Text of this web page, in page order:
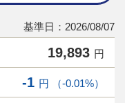
基準日：2026/08/07
19,893 円
-1 円 （-0.01%）